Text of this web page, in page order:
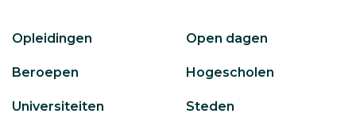
Opleidingen Open dagen
Beroepen Hogescholen
Universiteiten Steden